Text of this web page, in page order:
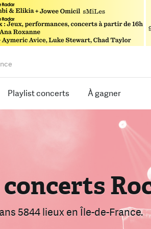
Playlist concerts À gagner
5844 lieuxen Île-de-France.
bon
dans 5844 lieuxen Île-de-